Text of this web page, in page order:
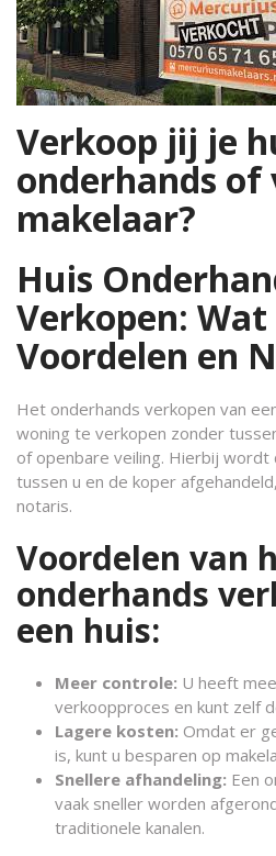
Verkoop jij je
onderhands of
makelaar?
Huis
Verkopen:
Voordelen en
Het onderhands verkopen van
woning te verkopen zonder
of openbare veiling. Hierbij
tussen u en de koper
notaris.
Voordelen van
onderhands
een huis:
Meer controle: U heeft
verkoopproces en kunt zelf
Lagere kosten: Omdat er
is, kunt u besparen op
Snellere afhandeling: Een
vaak sneller worden
traditionele kanalen.